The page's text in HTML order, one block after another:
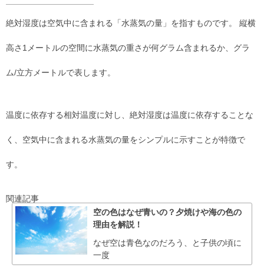
絶対湿度は空気中に含まれる「水蒸気の量」を指すものです。 縦横
高さ1メートルの空間に水蒸気の重さが何グラム含まれるか、グラ
ム/立方メートルで表します。
温度に依存する相対温度に対し、絶対湿度は温度に依存することな
く、空気中に含まれる水蒸気の量をシンプルに示すことが特徴で
す。
関連記事
空の色はなぜ青いの？夕焼けや海の色の
理由を解説！
なぜ空は青色なのだろう、と子供の頃に
一度